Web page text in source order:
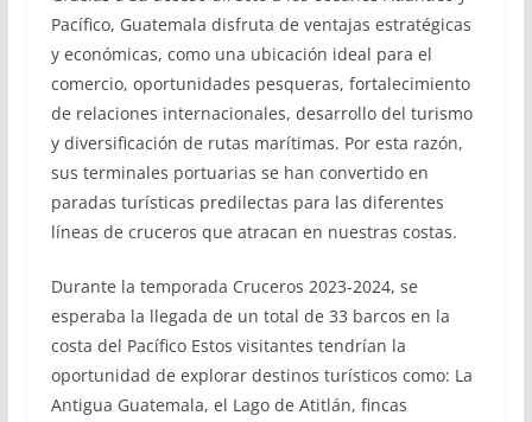
Pacífico, Guatemala disfruta de ventajas estratégicas
y económicas, como una ubicación ideal para el
comercio, oportunidades pesqueras, fortalecimiento
de relaciones internacionales, desarrollo del turismo
y diversificación de rutas marítimas. Por esta razón,
sus terminales portuarias se han convertido en
paradas turísticas predilectas para las diferentes
líneas de cruceros que atracan en nuestras costas.
Durante la temporada Cruceros 2023-2024, se
esperaba la llegada de un total de 33 barcos en la
costa del Pacífico Estos visitantes tendrían la
oportunidad de explorar destinos turísticos como: La
Antigua Guatemala, el Lago de Atitlán, fincas